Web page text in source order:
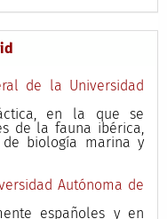
de la Universidad
en la que se
de la fauna ibérica,
biología marina y
Autónoma de
españoles y en